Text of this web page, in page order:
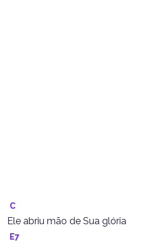
C
Ele abriu mão de Sua glória
E7